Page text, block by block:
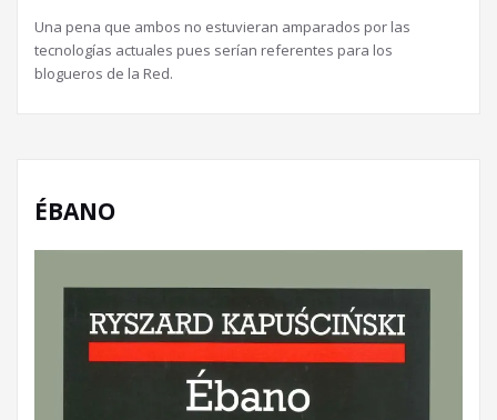
Una pena que ambos no estuvieran amparados por las
tecnologías actuales pues serían referentes para los
blogueros de la Red.
ÉBANO